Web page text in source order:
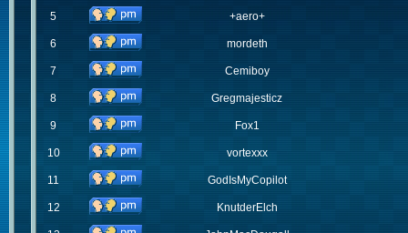
5 +aero+
6 mordeth
7 Cemiboy
8 Gregmajesticz
9 Fox1
10 vortexxx
11 GodIsMyCopilot
12 KnutderElch